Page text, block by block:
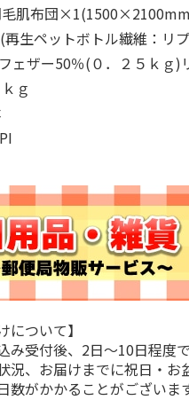
肌布団
生ペットボトル繊維：リ
ェザー50％(０．２５ｋｇ
ｇ
について】
受付後、2日～10日程度で
況、お届けまでに祝日・お
数がかかることがございま